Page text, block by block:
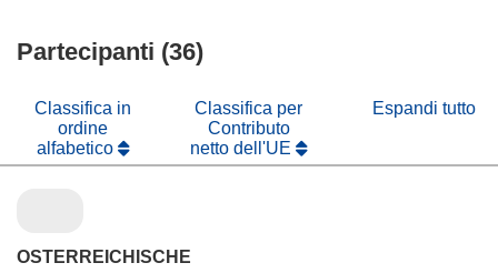
finestra)
Partecipanti (36)
Classifica in
ordine
alfabetico
Classifica per
Contributo
netto dell'UE
Espandi tutto
OSTERREICHISCHE